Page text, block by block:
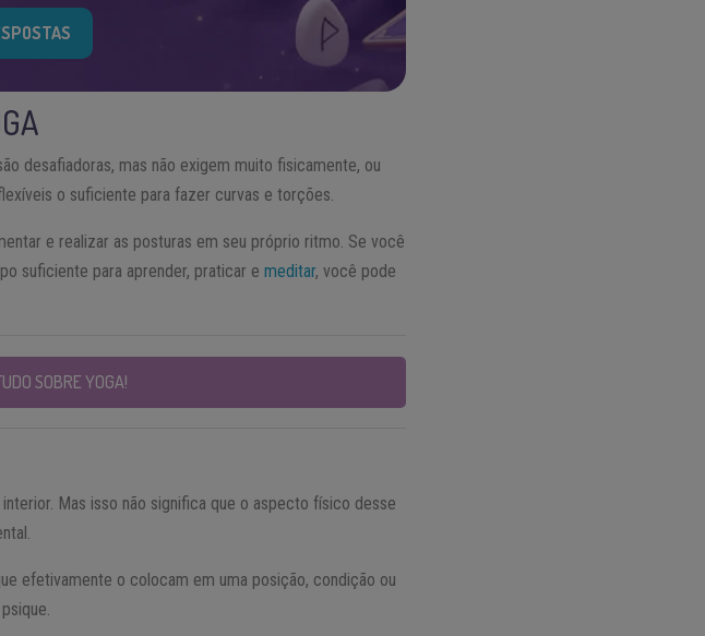
desafiadoras, mas não exigem muito fisicamente, ou
o suficiente para fazer curvas e torções.
e realizar as posturas em seu próprio ritmo. Se você
suficiente para aprender, praticar emeditar, você pode
SOBRE YOGA!
Mas isso não significa que o aspecto físico desse
efetivamente o colocam em uma posição, condição ou